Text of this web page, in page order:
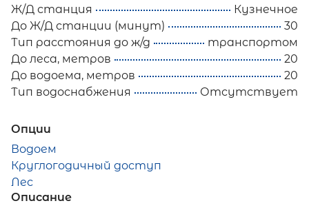
Ж/Д станция
Кузнечное
До Ж/Д станции (минут)
30
Тип расстояния до ж/д
транспортом
До леса, метров
20
До водоема, метров
20
Тип водоснабжения
Отсутствует
Опции
Водоем
Круглогодичный доступ
Лес
Описание